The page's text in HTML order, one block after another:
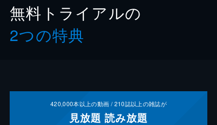
無料トライアルの
2つの特典
420,000本以上の動画 /210誌以上の雑誌が
見放題 読み放題